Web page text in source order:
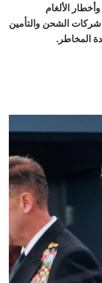
الألغام
شركات الشحن والتأمين
المخاطر.